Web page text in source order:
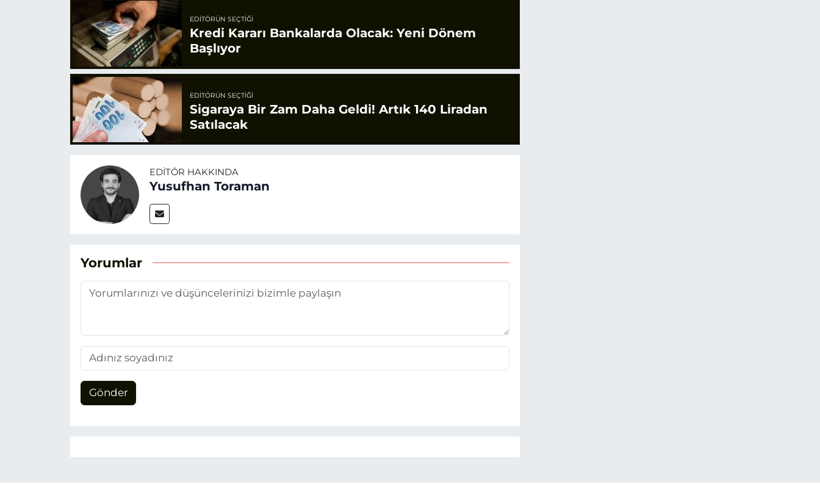
EDITÖRÜN SEÇTIĞI
Kredi Kararı Bankalarda Olacak: Yeni Dönem
Başlıyor
EDITÖRÜN SEÇTIĞI
Sigaraya Bir Zam Daha Geldi! Artık 140 Liradan
Satılacak
EDITÖR HAKKINDA
Yusufhan Toraman
Yorumlar
Gönder